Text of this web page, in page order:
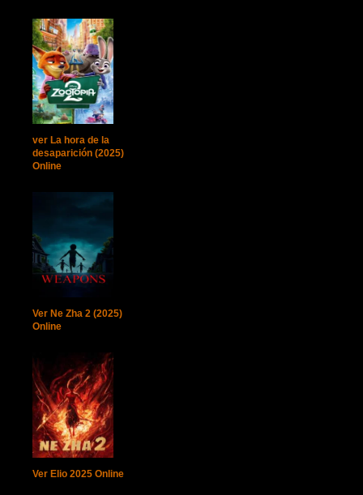
ver La hora de la
desaparición (2025)
Online
Ver Ne Zha 2 (2025)
Online
Ver Elio 2025 Online